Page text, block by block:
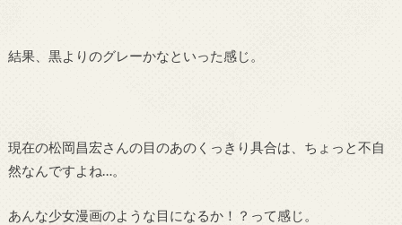
結果、黒よりのグレーかなといった感じ。
現在の松岡昌宏さんの目のあのくっきり具合は、ちょっと不自
然なんですよね…。
あんな少女漫画のような目になるか！？って感じ。